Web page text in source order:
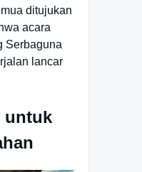
ditujukan
acara
Serbaguna
lancar
untuk